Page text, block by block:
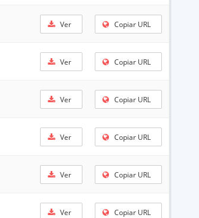
Ver Copiar URL
Ver Copiar URL
Ver Copiar URL
Ver Copiar URL
Ver Copiar URL
Ver Copiar URL